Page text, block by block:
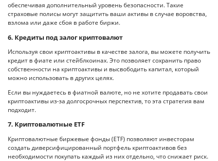
обеспечивая дополнительный уровень безопасности. Такие
страховые полисы могут защитить ваши активы в случае воровства,
взлома или даже сбоя в работе биржи.
6. Кредиты под залог криптовалют
Используя свои криптоактивы в качестве залога, вы можете получить
кредит в фиате или стейблкоинах. Это позволяет сохранить право
собственности на криптоактивы и высвободить капитал, который
можно использовать в других целях.
Если вы нуждаетесь в фиатной валюте, но не хотите продавать свои
криптоактивы из-за долгосрочных перспектив, то эта стратегия вам
подходит.
7. Криптовалютные ETF
Криптовалютные биржевые фонды (ETF) позволяют инвесторам
создать диверсифицированный портфель криптоактивов без
необходимости покупать каждый из них отдельно, что снижает риск.